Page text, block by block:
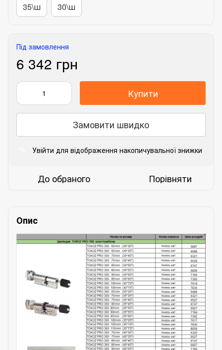
35\ш 30\ш
Під замовлення
6 342 грн
Купити
Замовити швидко
Увійти для відображення накопичувальної знижки
До обраного Порівняти
Опис